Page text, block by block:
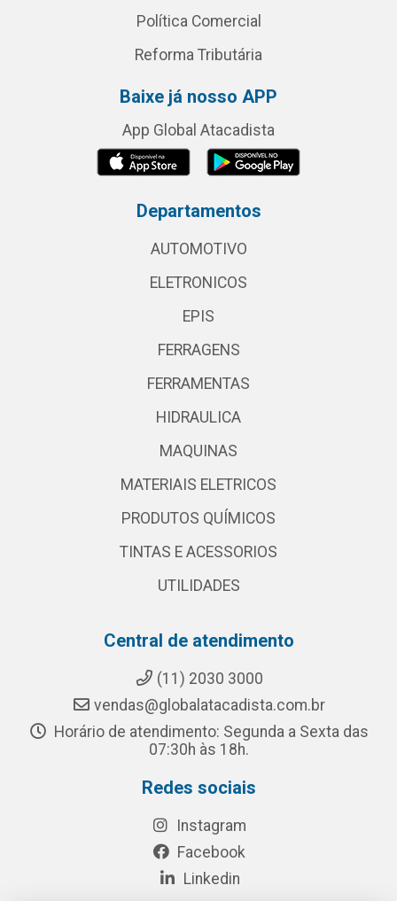
Política Comercial
Reforma Tributária
Baixe já nosso APP
App Global Atacadista
Departamentos
AUTOMOTIVO
ELETRONICOS
EPIS
FERRAGENS
FERRAMENTAS
HIDRAULICA
MAQUINAS
MATERIAIS ELETRICOS
PRODUTOS QUÍMICOS
TINTAS E ACESSORIOS
UTILIDADES
Central de atendimento
(11) 2030 3000
vendas@globalatacadista.com.br
Horário de atendimento: Segunda a Sexta das
07:30h às 18h.
Redes sociais
Instagram
Facebook
Linkedin